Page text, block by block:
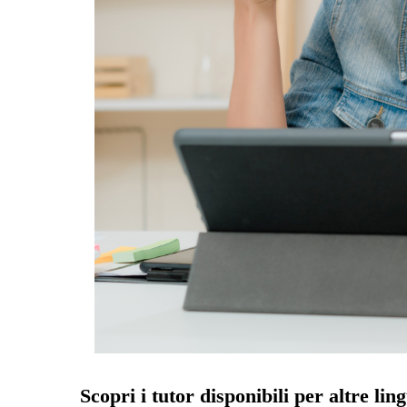
Scopri i tutor disponibili per altre